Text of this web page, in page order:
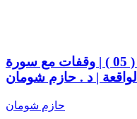
شرح الآيات " 16 - 26 " | اللقاء ( 05 ) | وقفات مع سورة
الواقعة | د . حازم شومان
حازم شومان